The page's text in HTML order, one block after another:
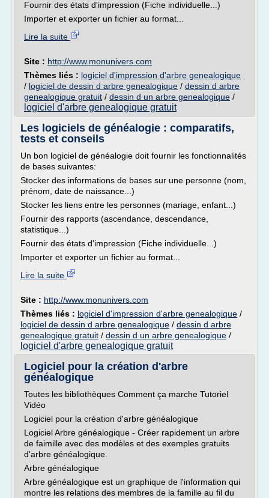
Fournir des états d'impression (Fiche individuelle...)
Importer et exporter un fichier au format...
Lire la suite
Site : http://www.monunivers.com
Thèmes liés : logiciel d'impression d'arbre genealogique
/ logiciel de dessin d arbre genealogique / dessin d arbre
genealogique gratuit / dessin d un arbre genealogique /
logiciel d'arbre genealogique gratuit
Les logiciels de généalogie : comparatifs,
tests et conseils
Un bon logiciel de généalogie doit fournir les fonctionnalités
de bases suivantes:
Stocker des informations de bases sur une personne (nom,
prénom, date de naissance...)
Stocker les liens entre les personnes (mariage, enfant...)
Fournir des rapports (ascendance, descendance,
statistique...)
Fournir des états d'impression (Fiche individuelle...)
Importer et exporter un fichier au format...
Lire la suite
Site : http://www.monunivers.com
Thèmes liés : logiciel d'impression d'arbre genealogique /
logiciel de dessin d arbre genealogique / dessin d arbre
genealogique gratuit / dessin d un arbre genealogique /
logiciel d'arbre genealogique gratuit
Logiciel pour la création d'arbre
généalogique
Toutes les bibliothèques Comment ça marche Tutoriel
Vidéo
Logiciel pour la création d'arbre généalogique
Logiciel Arbre généalogique - Créer rapidement un arbre
de faimille avec des modèles et des exemples gratuits
d'arbre généalogique.
Arbre généalogique
Arbre généalogique est un graphique de l'information qui
montre les relations des membres de la famille au fil du